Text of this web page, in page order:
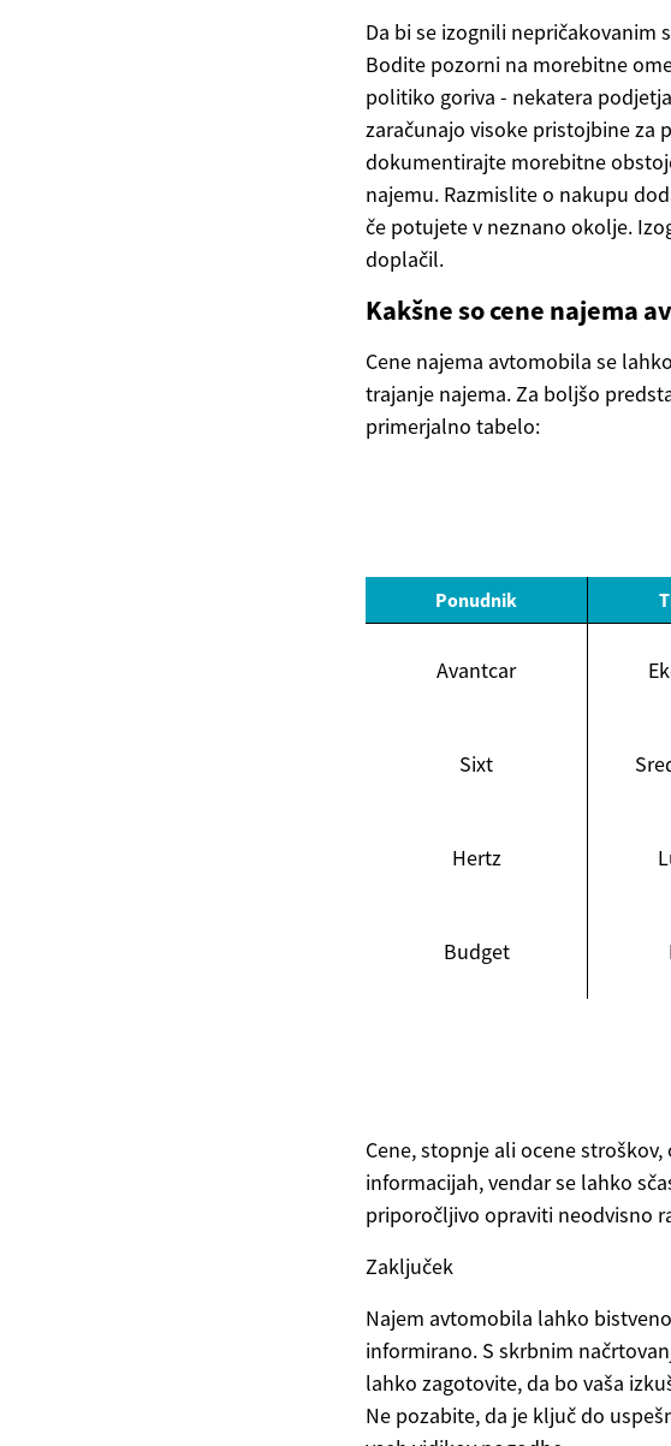
Da bi se izognili
Bodite pozorni na morebitne
politiko goriva - nekatera
zaračunajo visoke pristojbine za
dokumentirajte morebitne
najemu. Razmislite o nakupu
če potujete v neznano okolje.
doplačil.
Kakšne so cene najema
Cene najema avtomobila se
trajanje najema. Za boljšo
primerjalno tabelo:
Ponudnik
Avantcar
Sixt
Hertz
Budget
Cene, stopnje ali ocene
informacijah, vendar se lahko
priporočljivo opraviti neodvisno
Zaključek
Najem avtomobila lahko
informirano. S skrbnim
lahko zagotovite, da bo vaša
Ne pozabite, da je ključ do